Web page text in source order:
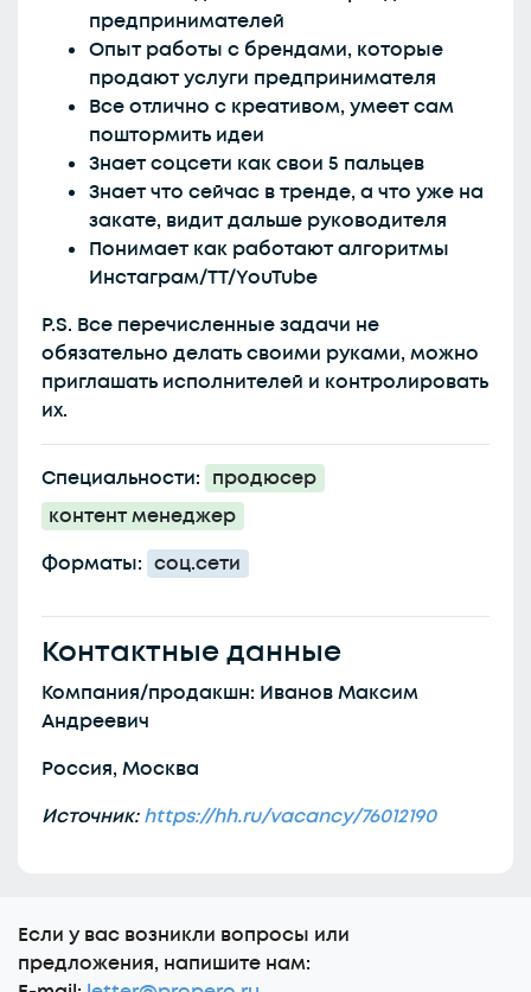
предпринимателей
Опыт работы с брендами, которые
продают услуги предпринимателя
Все отлично с креативом, умеет сам
поштормить идеи
Знает соцсети как свои 5 пальцев
Знает что сейчас в тренде, а что уже на
закате, видит дальше руководителя
Понимает как работают алгоритмы
Инстаграм/ТТ/YouTube
P.S. Все перечисленные задачи не
обязательно делать своими руками, можно
приглашать исполнителей и контролировать
их.
Специальности: продюсер
контент менеджер
Форматы: соц.сети
Контактные данные
Компания/продакшн: Иванов Максим
Андреевич
Россия, Москва
Источник:https://hh.ru/vacancy/76012190
Еcли у вас возникли вопросы или
предложения, напишите нам: